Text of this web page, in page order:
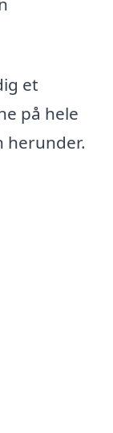
et
på hele
herunder.